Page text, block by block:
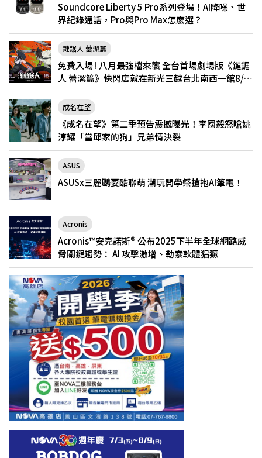
Soundcore Liberty 5 Pro系列登場！AI降噪、世
界紀錄通話，Pro與Pro Max怎麼選？
鏈鋸人 蕾潔篇
免費入場 ! 八月最強檔來襲 全台首場劇場版《鏈鋸
人 蕾潔篇》快閃店就在新光三越台北南西一館8/6
限定登場
成名在望
《成名在望》第二季預告震撼曝光！李國毅怒嗆姚
淳耀「當邱家的狗」兄弟情決裂
ASUS
ASUSx三麗鷗耍酷聯萌 潮玩開學祭搶抱AI筆電！
Acronis
Acronis™安克諾斯® 公布2025下半年全球網路威
脅關鍵趨勢： AI 攻擊激增、勒索軟體猖獗